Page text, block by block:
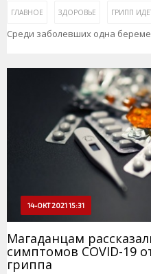
ГЛАВНОЕ ЗДОРОВЬЕ ГРИПП
Среди заболевших одна
14-ОКТ 2021 15:31
Магаданцам
симптомов COVID-19
гриппа